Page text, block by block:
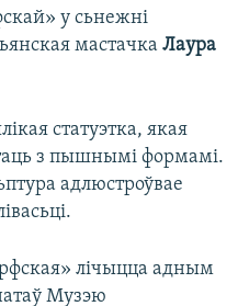
у сьнежні
мастачка Лаура
статуэтка, якая
з пышнымі формамі.
адлюстроўвае
лічыцца адным
Музэю